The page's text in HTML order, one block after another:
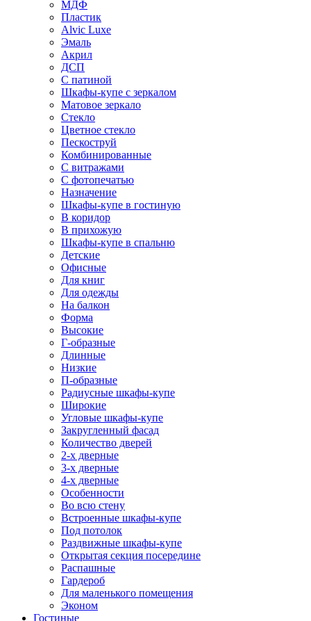
МДФ
Пластик
Alvic Luxe
Эмаль
Акрил
ДСП
С патиной
Шкафы-купе с зеркалом
Матовое зеркало
Стекло
Цветное стекло
Пескоструй
Комбинированные
С витражами
С фотопечатью
Назначение
Шкафы-купе в гостиную
В коридор
В прихожую
Шкафы-купе в спальню
Детские
Офисные
Для книг
Для одежды
На балкон
Форма
Высокие
Г-образные
Длинные
Низкие
П-образные
Радиусные шкафы-купе
Широкие
Угловые шкафы-купе
Закругленный фасад
Количество дверей
2-х дверные
3-х дверные
4-х дверные
Особенности
Во всю стену
Встроенные шкафы-купе
Под потолок
Раздвижные шкафы-купе
Открытая секция посередине
Распашные
Гардероб
Для маленького помещения
Эконом
Гостиные